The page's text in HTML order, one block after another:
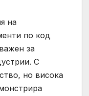
на
по код
за
С
но висока